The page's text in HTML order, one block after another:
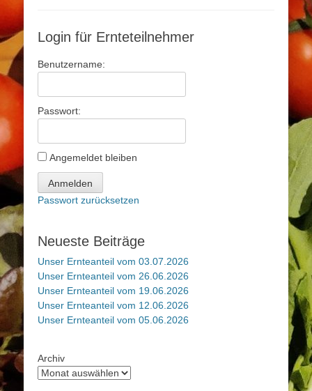
Login für Ernteteilnehmer
Benutzername:
Passwort:
Angemeldet bleiben
Anmelden
Passwort zurücksetzen
Neueste Beiträge
Unser Ernteanteil vom 03.07.2026
Unser Ernteanteil vom 26.06.2026
Unser Ernteanteil vom 19.06.2026
Unser Ernteanteil vom 12.06.2026
Unser Ernteanteil vom 05.06.2026
Archiv